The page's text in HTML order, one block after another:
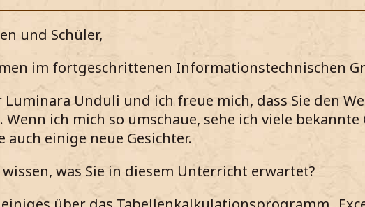
und Schüler,
im fortgeschrittenen Informationstechnischen
Unduli und ich freue mich, dass Sie den
ich mich so umschaue, sehe ich viele bekannte
einige neue Gesichter.
was Sie in diesem Unterricht erwartet?